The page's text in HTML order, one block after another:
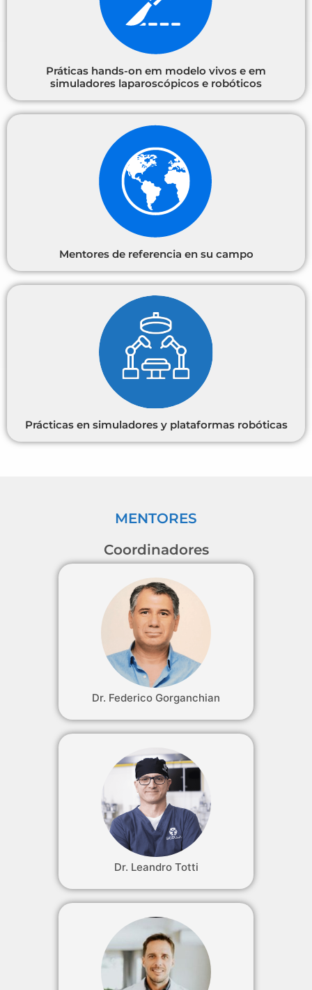
Práticas hands-on em modelo vivos e em
simuladores laparoscópicos e robóticos
Mentores de referencia en su campo
Prácticas en simuladores y plataformas robóticas
MENTORES
Coordinadores
Dr. Federico Gorganchian
Dr. Leandro Totti